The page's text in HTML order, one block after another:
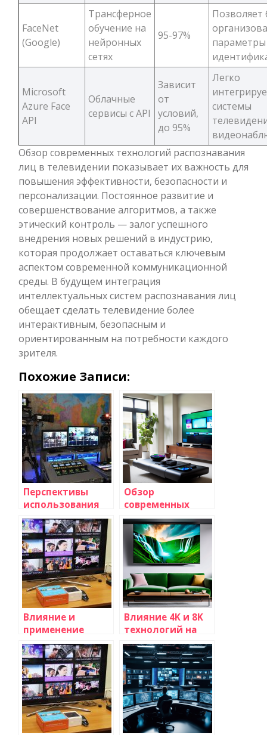
FaceNet
(Google)
Трансферное
обучение на
нейронных
сетях
95-97%
Позволяет
параметры
Microsoft
Azure Face
API
Облачные
сервисы с API
Зависит
от
условий,
до 95%
Легко
системы
Обзор современных технологий распознавания
лиц в телевидении показывает их важность для
повышения эффективности, безопасности и
персонализации. Постоянное развитие и
совершенствование алгоритмов, а также
этический контроль — залог успешного
внедрения новых решений в индустрию,
которая продолжает оставаться ключевым
аспектом современной коммуникационной
среды. В будущем интеграция
интеллектуальных систем распознавания лиц
обещает сделать телевидение более
интерактивным, безопасным и
ориентированным на потребности каждого
зрителя.
Похожие Записи:
Перспективы
использования
технологии
виртуальной и
дополненной
реальности на
телевидении
Обзор
современных
технологий
телевизионного
вещания: что
ожидает зрителя
в эпоху цифровых
инноваций
Влияние и
применение
искусственного
интеллекта в
сфере
телевидения
Влияние 4K и 8K
технологий на
качество
изображения:
новые горизонты
телепередач